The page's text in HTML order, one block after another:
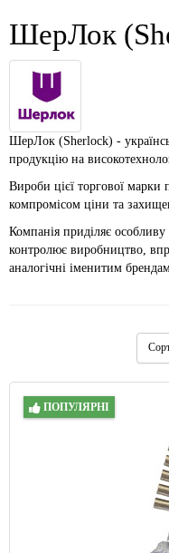
ШерЛок
ШерЛок (Sherlock) -
продукцію на
Вироби цієї торгової
компромісом ціни та
Компанія приділяє особливу
контролює виробництво,
аналогічні іменитим
ПОПУЛЯРНІ